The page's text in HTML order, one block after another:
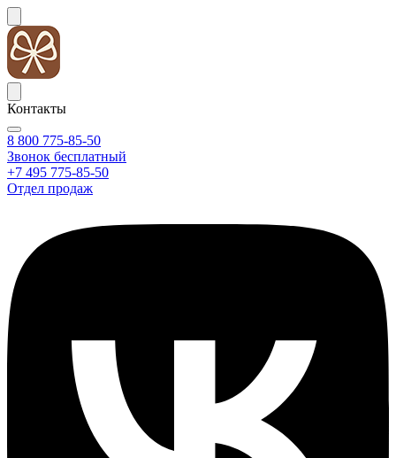
Контакты
8 800 775-85-50
Звонок бесплатный
+7 495 775-85-50
Отдел продаж